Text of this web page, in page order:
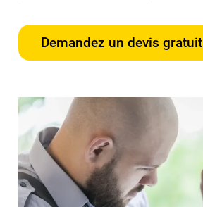
Demandez un devis gratuit